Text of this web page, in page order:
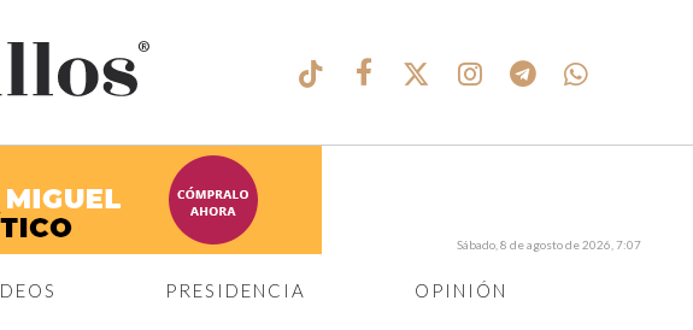
®
PRESIDENCIA OPINIÓN
Sábado, 8 de agosto de 2026, 7:07